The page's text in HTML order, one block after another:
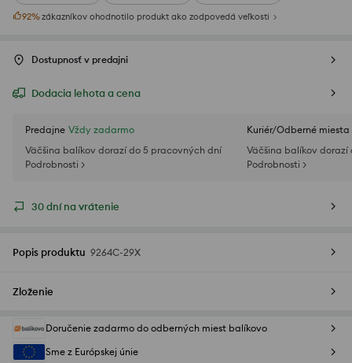
92%zákazníkov ohodnotilo produkt ako zodpovedá veľkosti
Dostupnosť v predajni
Dodacia lehota a cena
Predajne Vždy zadarmo
Väčšina balíkov dorazí do 5 pracovných dní
Podrobnosti >
Kuriér/Odberné miesta
Väčšina balíkov
Podrobnosti >
30 dní na vrátenie
Popis produktu 9264C-29X
Zloženie
Doručenie zadarmo do odberných miest balíkovo
Sme z Európskej únie